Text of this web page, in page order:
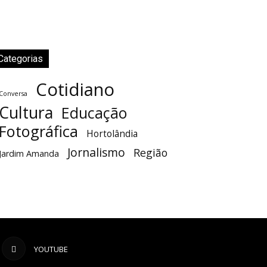
Conversa Cotidiano
Cultura Educação
Fotográfica Hortolândia
Jardim Amanda Jornalismo Região
YOUTUBE